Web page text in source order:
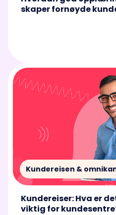
skaper fornøyde
Kundereisen &
Kundereiser: Hva er
viktig for